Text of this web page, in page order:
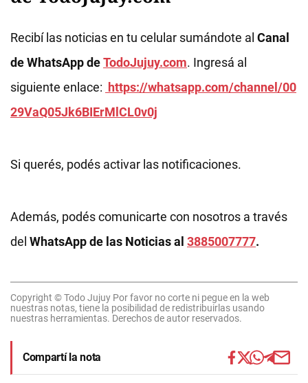
Recibí las noticias en tu celular sumándote al Canal
de WhatsApp deTodoJujuy.com. Ingresá al
siguiente enlace: https://whatsapp.com/channel/00
29VaQ05Jk6BIErMlCL0v0j
Si querés, podés activar las notificaciones.
Además, podés comunicarte con nosotros a través
del WhatsApp de las Noticias al 3885007777.
Copyright © Todo Jujuy Por favor no corte ni pegue en la web
nuestras notas, tiene la posibilidad de redistribuirlas usando
nuestras herramientas. Derechos de autor reservados.
Compartí la nota